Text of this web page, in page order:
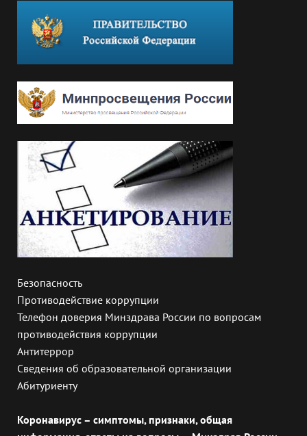
Безопасность
Противодействие коррупции
Телефон доверия Минздрава России по вопросам
противодействия коррупции
Антитеррор
Сведения об образовательной организации
Абитуриенту
Коронавирус – симптомы, признаки, общая